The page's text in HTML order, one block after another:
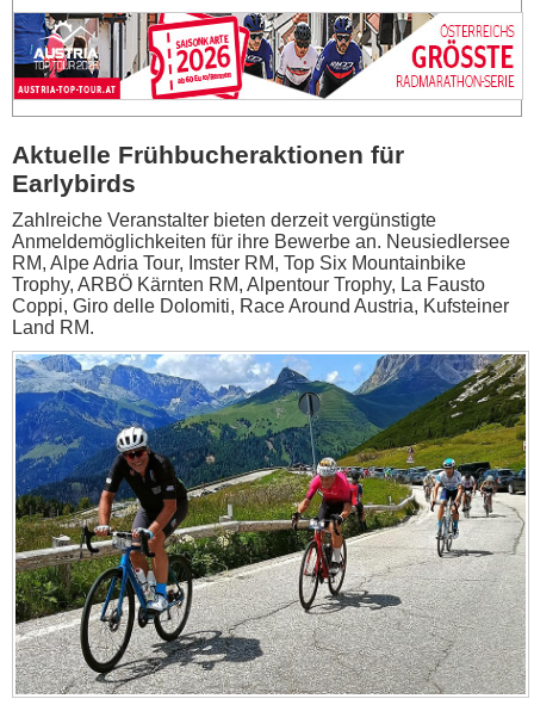
Aktuelle Frühbucheraktionen für
Earlybirds
Zahlreiche Veranstalter bieten derzeit vergünstigte
Anmeldemöglichkeiten für ihre Bewerbe an. Neusiedlersee
RM, Alpe Adria Tour, Imster RM, Top Six Mountainbike
Trophy, ARBÖ Kärnten RM, Alpentour Trophy, La Fausto
Coppi, Giro delle Dolomiti, Race Around Austria, Kufsteiner
Land RM.